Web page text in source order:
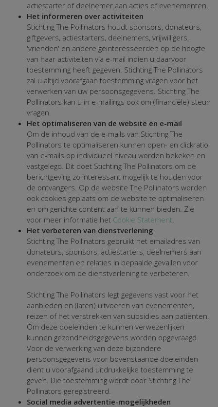
actiestarter of deelnemer aan acties of evenementen.
Het informeren over activiteiten
Stichting The Pollinators houdt sponsors, donateurs,
giftgevers, actiestarters, deelnemers, vrijwilligers,
'vrienden' en andere geïnteresseerden op de hoogte
van haar activiteiten via e-mail indien u daarvoor
toestemming heeft gegeven. Stichting The Pollinators
zal u altijd voorafgaan toestemming vragen voor het
verwerken van uw persoonsgegevens. Stichting The
Pollinators kan u in e-mailings ook om (financiële) steun
vragen.
Het optimaliseren van de website en e-mail
Om de inhoud van de e-mails van Stichting The
Pollinators te optimaliseren kunnen open- en clickratio
van e-mails op individueel niveau worden bekeken en
vastgelegd. Dit doet Stichting The Pollinators om de
berichtgeving zo interessant mogelijk te houden voor
de ontvangers. Op de website The Pollinators worden
ook cookies geplaats om de website te optimaliseren
en om gerichte content aan te kunnen bieden. Zie
voor meer informatie het Cookie Statement.
Het verbeteren van dienstverlening
Stichting The Pollinators gebruikt het emailadres van
donateurs, sponsors, actiestarters, deelnemers aan
evenementen en relaties in bepaalde gevallen voor
onderzoek om de dienstverlening te verbeteren.
Stichting The Pollinators legt gegevens vast voor het
aanbieden en (laten) uitvoeren van evenementen,
reizen of het verstrekken van subsidies aan patiënten.
Om deze doeleinden te kunnen verwezenlijken
kunnen gezondheidsgegevens worden opgevraagd.
Voor de verwerking van deze bijzondere
persoonsgegevens voor bovenstaande doeleinden
dient u voorafgaand uitdrukkelijke toestemming te
geven. Die toestemming wordt door Stichting The
Pollinators geregistreerd.
Social media advertentie-mogelijkheden